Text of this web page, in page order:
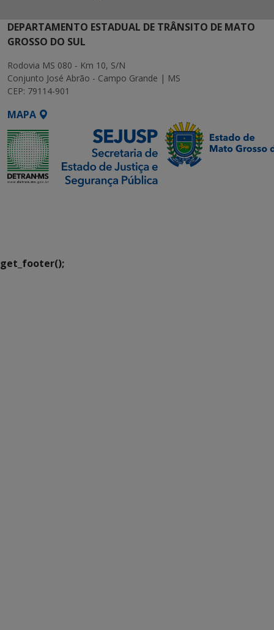
DEPARTAMENTO ESTADUAL DE TRÂNSITO DE MATO
GROSSO DO SUL
Rodovia MS 080 - Km 10, S/N
Conjunto José Abrão - Campo Grande | MS
CEP: 79114-901
MAPA
get_footer();